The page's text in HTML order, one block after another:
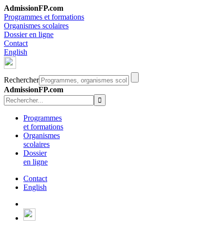
AdmissionFP.com
Programmes et formations
Organismes scolaires
Dossier en ligne
Contact
English
Rechercher
AdmissionFP.com
Programmes
et formations
Organismes
scolaires
Dossier
en ligne
Contact
English